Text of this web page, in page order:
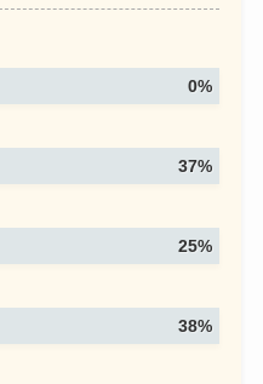
0%
37%
25%
38%